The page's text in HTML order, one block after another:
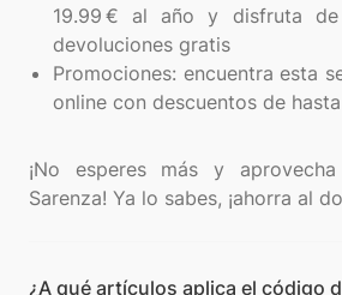
19.99 € al año y disfruta
devoluciones gratis
Promociones: encuentra esta
online con descuentos de
¡No esperes más y
¿A qué artículos aplica el código